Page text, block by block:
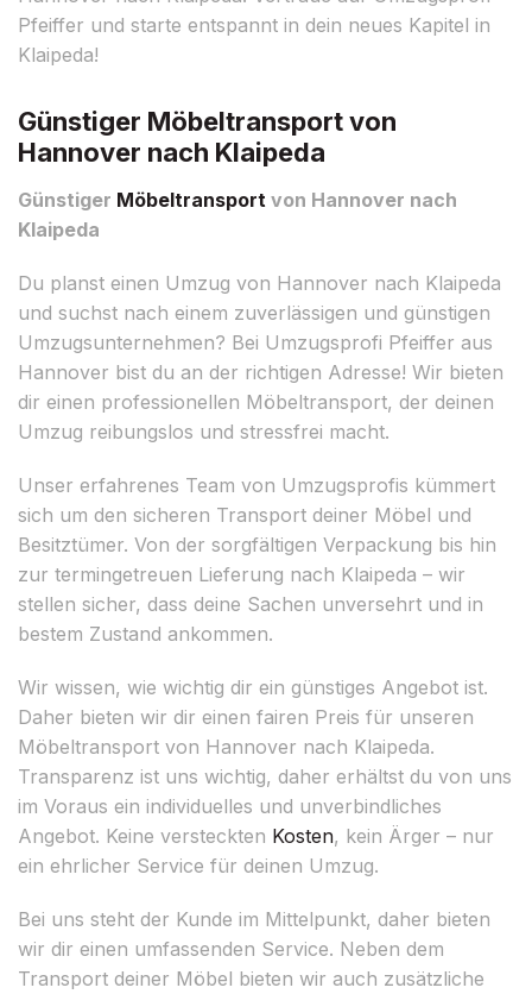
Pfeiffer und starte entspannt in dein neues Kapitel in
Klaipeda!
Günstiger Möbeltransport von
Hannover nach Klaipeda
Günstiger Möbeltransport von Hannover nach
Klaipeda
Du planst einen Umzug von Hannover nach Klaipeda
und suchst nach einem zuverlässigen und günstigen
Umzugsunternehmen? Bei Umzugsprofi Pfeiffer aus
Hannover bist du an der richtigen Adresse! Wir bieten
dir einen professionellen Möbeltransport, der deinen
Umzug reibungslos und stressfrei macht.
Unser erfahrenes Team von Umzugsprofis kümmert
sich um den sicheren Transport deiner Möbel und
Besitztümer. Von der sorgfältigen Verpackung bis hin
zur termingetreuen Lieferung nach Klaipeda – wir
stellen sicher, dass deine Sachen unversehrt und in
bestem Zustand ankommen.
Wir wissen, wie wichtig dir ein günstiges Angebot ist.
Daher bieten wir dir einen fairen Preis für unseren
Möbeltransport von Hannover nach Klaipeda.
Transparenz ist uns wichtig, daher erhältst du von uns
im Voraus ein individuelles und unverbindliches
Angebot. Keine versteckten Kosten, kein Ärger – nur
ein ehrlicher Service für deinen Umzug.
Bei uns steht der Kunde im Mittelpunkt, daher bieten
wir dir einen umfassenden Service. Neben dem
Transport deiner Möbel bieten wir auch zusätzliche